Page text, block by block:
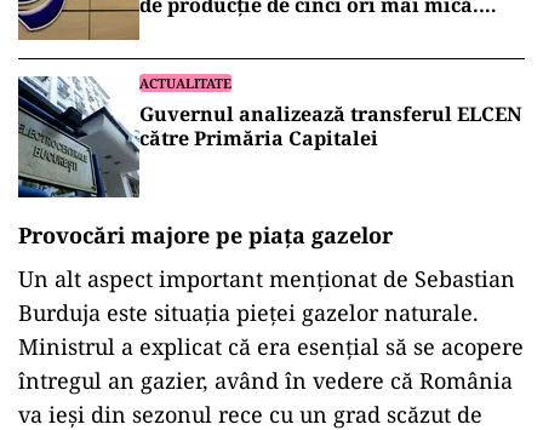
pentru 95 de milioane de lei
ACTUALITATE
Guvernul analizează transferul ELCEN
către Primăria Capitalei
Provocări majore pe piața gazelor
Un alt aspect important menționat de Sebastian
Burduja este situația pieței gazelor naturale.
Ministrul a explicat că era esențial să se acopere
întregul an gazier, având în vedere că România
va ieși din sezonul rece cu un grad scăzut de